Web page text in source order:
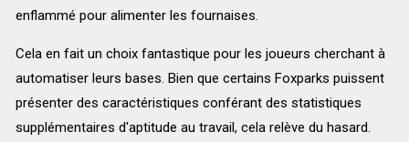
enflammé pour alimenter les fournaises.
Cela en fait un choix fantastique pour les joueurs cherchant à
automatiser leurs bases. Bien que certains Foxparks puissent
présenter des caractéristiques conférant des statistiques
supplémentaires d'aptitude au travail, cela relève du hasard.